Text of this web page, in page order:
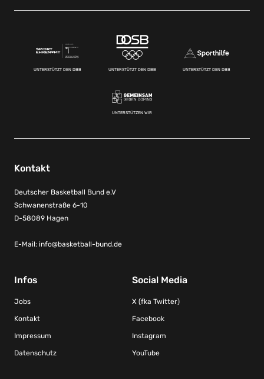
UNTERSTÜTZT DEN DBB UNTERSTÜTZT DEN DBB UNTERSTÜTZT DEN DBB
UNTERSTÜTZEN WIR
Kontakt
Deutscher Basketball Bund e.V
Schwanenstraße 6-10
D-58089 Hagen
E-Mail: info@basketball-bund.de
Infos
Jobs
Kontakt
Impressum
Datenschutz
Social Media
X (fka Twitter)
Facebook
Instagram
YouTube